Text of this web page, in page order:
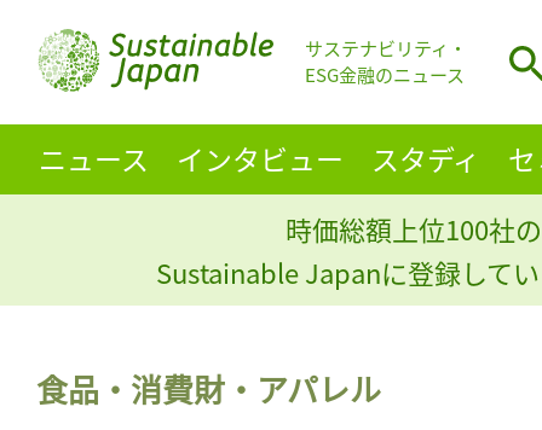
サステナビリティ・
ESG金融のニュース
ニュース インタビュー スタディ
時価総額上位100社
Sustainable Japanに登録して
食品・消費財・アパレル